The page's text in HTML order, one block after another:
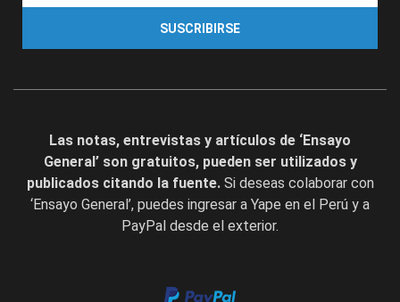
SUSCRIBIRSE
Las notas, entrevistas y artículos de ‘Ensayo
General’ son gratuitos, pueden ser utilizados y
publicados citando la fuente. Si deseas colaborar con
‘Ensayo General’, puedes ingresar a Yape en el Perú y a
PayPal desde el exterior.